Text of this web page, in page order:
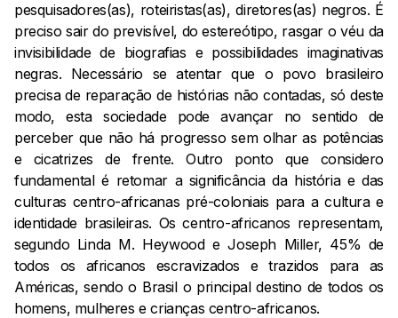
pesquisadores(as), roteiristas(as), diretores(as) negros. É
preciso sair do previsível, do estereótipo, rasgar o véu da
invisibilidade de biografias e possibilidades imaginativas
negras. Necessário se atentar que o povo brasileiro
precisa de reparação de histórias não contadas, só deste
modo, esta sociedade pode avançar no sentido de
perceber que não há progresso sem olhar as potências
e cicatrizes de frente. Outro ponto que considero
fundamental é retomar a significância da história e das
culturas centro-africanas pré-coloniais para a cultura e
identidade brasileiras. Os centro-africanos representam,
segundo Linda M. Heywood e Joseph Miller, 45% de
todos os africanos escravizados e trazidos para as
Américas, sendo o Brasil o principal destino de todos os
homens, mulheres e crianças centro-africanos.